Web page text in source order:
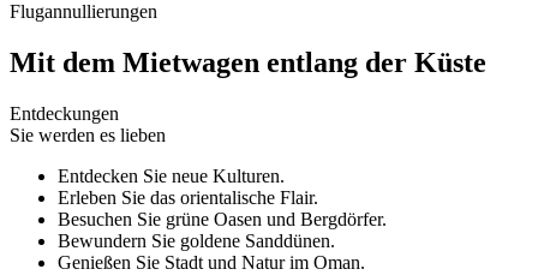
Flugannullierungen
Mit dem Mietwagen entlang der Küste
Entdeckungen
Sie werden es lieben
Entdecken Sie neue Kulturen.
Erleben Sie das orientalische Flair.
Besuchen Sie grüne Oasen und Bergdörfer.
Bewundern Sie goldene Sanddünen.
Genießen Sie Stadt und Natur im Oman.